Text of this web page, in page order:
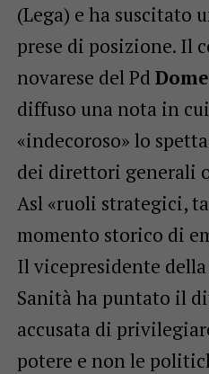
(Lega) e ha suscitato
prese di posizione. Il
novarese del Pd
diffuso una nota in
«indecoroso» lo
dei direttori generali
Asl «ruoli strategici,
momento storico di
Il vicepresidente
Sanità ha puntato il
accusata di
potere e non le